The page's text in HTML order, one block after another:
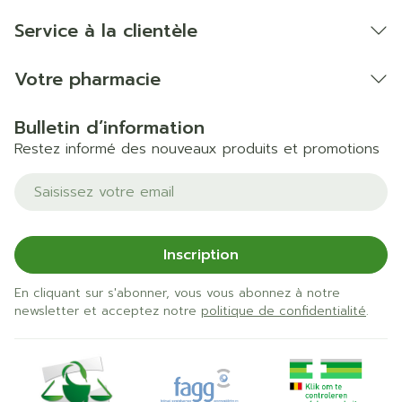
transpiration.
Service à la clientèle
Votre pharmacie
Bulletin d’information
Restez informé des nouveaux produits et promotions
Adresse mail
Inscription
En cliquant sur s'abonner, vous vous abonnez à notre
newsletter et acceptez notre politique de confidentialité.